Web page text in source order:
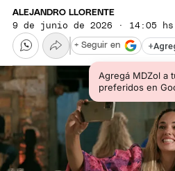
ALEJANDRO LLORENTE
9 de junio de 2026 · 14:05 hs
+
Agregá MDZol a
preferidos en
+ Seguir en